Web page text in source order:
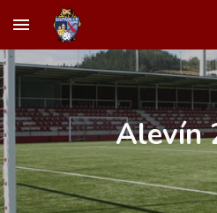
Skip to main content
Alevín